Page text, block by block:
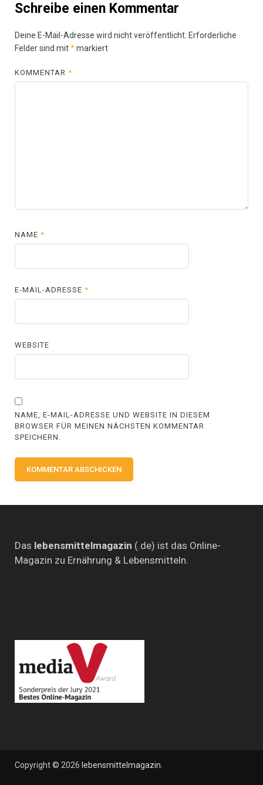
Schreibe einen Kommentar
Deine E-Mail-Adresse wird nicht veröffentlicht. Erforderliche
Felder sind mit*markiert
KOMMENTAR*
NAME*
E-MAIL-ADRESSE*
WEBSITE
NAME, E-MAIL-ADRESSE UND WEBSITE IN DIESEM
BROWSER FÜR MEINEN NÄCHSTEN KOMMENTAR
SPEICHERN.
Das lebensmittelmagazin (.de) ist das Online-
Magazin zu Ernährung & Lebensmitteln.
Copyright © 2026 lebensmittelmagazin